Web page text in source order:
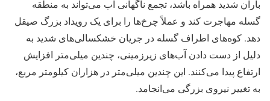
باران شدید همراه باشد، تجمع ناگهانی آب می‌تواند به منطقه
گسله مهاجرت کند و عملاً چرخ‌ها را برای یک رویداد بزرگ صیقل
دهد. کوه‌های اطراف گسله در جریان خشکسالی‌های شدید به
دلیل از دست دادن آب‌های زیرزمینی، چندین میلی‌متر افزایش
ارتفاع پیدا می‌کنند. این چندین میلی‌متر در هزاران کیلومتر مربع،
به تغییر نیروی بزرگی می‌انجامد.